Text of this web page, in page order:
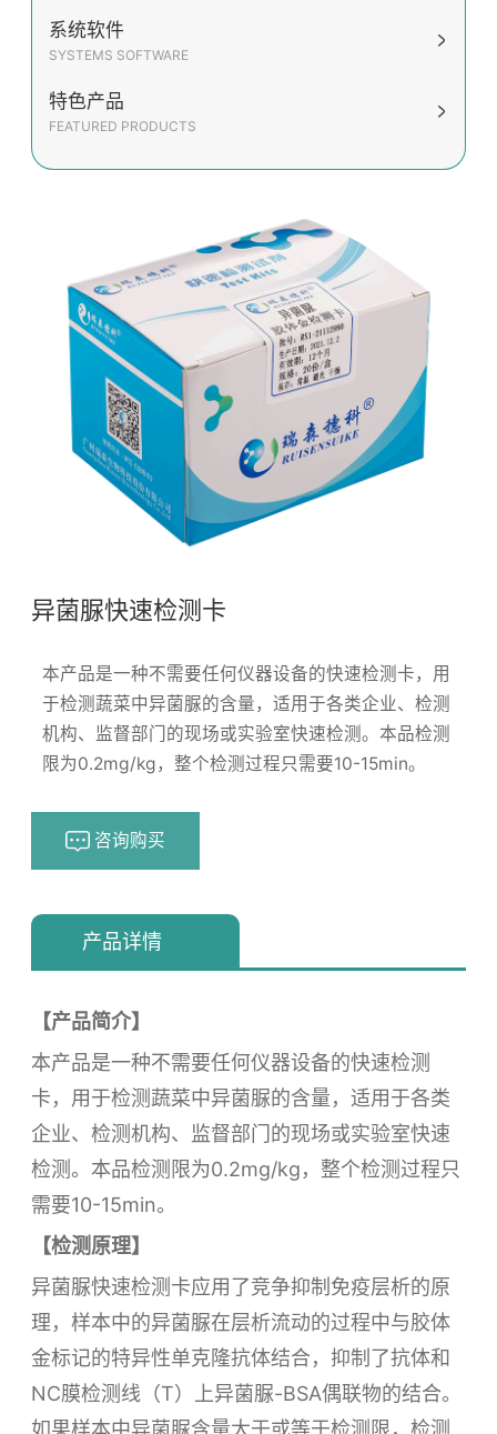
系统软件
SYSTEMS SOFTWARE
特色产品
FEATURED PRODUCTS
异菌脲快速检测卡
本产品是一种不需要任何仪器设备的快速检测卡，用
于检测蔬菜中异菌脲的含量，适用于各类企业、检测
机构、监督部门的现场或实验室快速检测。本品检测
限为0.2mg/kg，整个检测过程只需要10-15min。
咨询购买
产品详情
【产品简介】
本产品是一种不需要任何仪器设备的快速检测
卡，用于检测蔬菜中异菌脲的含量，适用于各类
企业、检测机构、监督部门的现场或实验室快速
检测。本品检测限为0.2mg/kg，整个检测过程只
需要10-15min。
【检测原理】
异菌脲快速检测卡应用了竞争抑制免疫层析的原
理，样本中的异菌脲在层析流动的过程中与胶体
金标记的特异性单克隆抗体结合，抑制了抗体和
NC膜检测线（T）上异菌脲-BSA偶联物的结合。
如果样本中异菌脲含量大于或等于检测限，检测